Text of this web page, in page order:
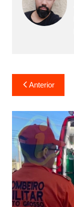
Navegação
de
Post
Anterior